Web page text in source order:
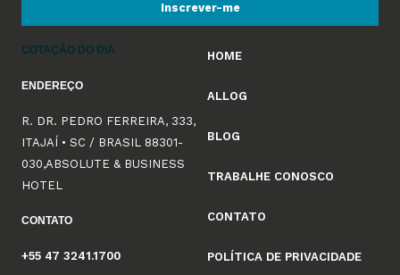
Inscrever-me
COTAÇÃO DO DIA
ENDEREÇO
R. DR. PEDRO FERREIRA, 333,
ITAJAÍ • SC / BRASIL 88301-
030,ABSOLUTE & BUSINESS
HOTEL
CONTATO
+55 47 3241.1700
HOME
ALLOG
BLOG
TRABALHE CONOSCO
CONTATO
POLÍTICA DE PRIVACIDADE